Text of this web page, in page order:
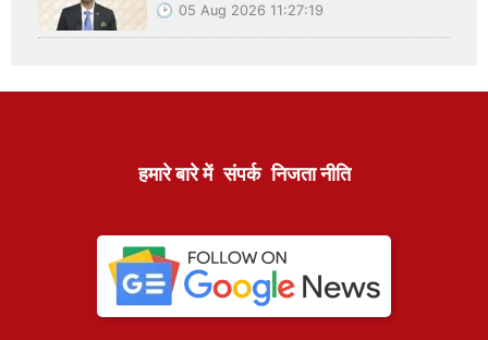
05 Aug 2026 11:27:19
हमारे बारे में संपर्क निजता नीति